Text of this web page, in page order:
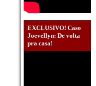
EXCLUSIVO! Caso
Joevellyn: De volta
pra casa!